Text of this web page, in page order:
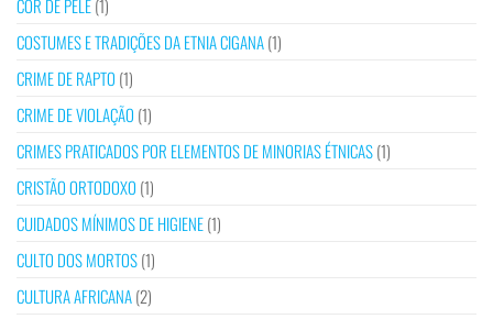
COR DE PELE(1)
COSTUMES E TRADIÇÕES DA ETNIA CIGANA(1)
CRIME DE RAPTO (1)
CRIME DE VIOLAÇÃO (1)
CRIMES PRATICADOS POR ELEMENTOS DE MINORIAS ÉTNICAS(1)
CRISTÃO ORTODOXO (1)
CUIDADOS MÍNIMOS DE HIGIENE(1)
CULTO DOS MORTOS(1)
CULTURA AFRICANA(2)